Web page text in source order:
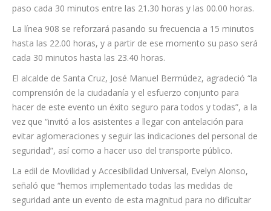
paso cada 30 minutos entre las 21.30 horas y las 00.00 horas.
La línea 908 se reforzará pasando su frecuencia a 15 minutos
hasta las 22.00 horas, y a partir de ese momento su paso será
cada 30 minutos hasta las 23.40 horas.
El alcalde de Santa Cruz, José Manuel Bermúdez, agradeció “la
comprensión de la ciudadanía y el esfuerzo conjunto para
hacer de este evento un éxito seguro para todos y todas”, a la
vez que “invitó a los asistentes a llegar con antelación para
evitar aglomeraciones y seguir las indicaciones del personal de
seguridad”, así como a hacer uso del transporte público.
La edil de Movilidad y Accesibilidad Universal, Evelyn Alonso,
señaló que “hemos implementado todas las medidas de
seguridad ante un evento de esta magnitud para no dificultar